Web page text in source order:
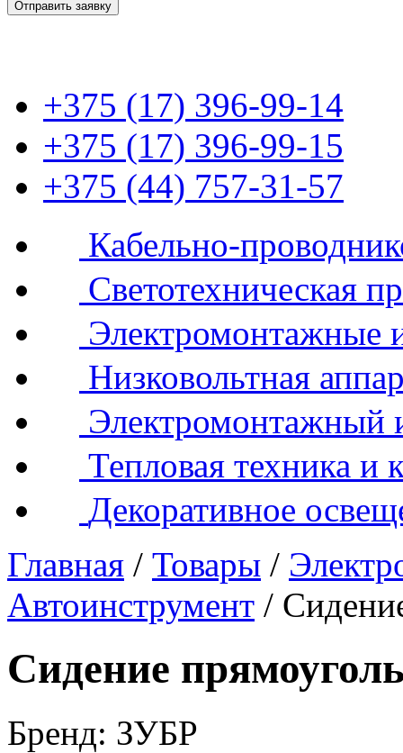
+375 (17) 396-99-14
+375 (17) 396-99-15
+375 (44) 757-31-57
Кабельно-
Светотехническая
Электромонтажные
Низковольтная
Электромонтажный
Тепловая техника и
Декоративное
Главная / Товары /
Автоинструмент /
Сидение
Бренд: ЗУБР